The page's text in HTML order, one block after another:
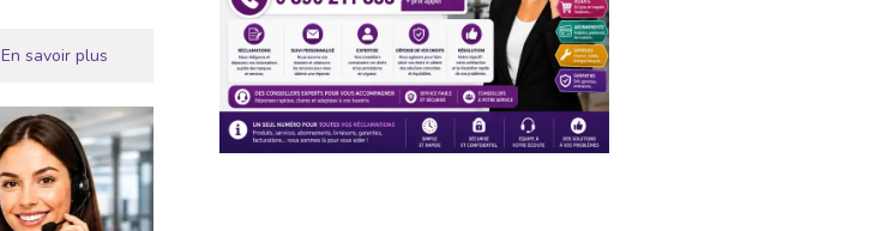
En savoir plus